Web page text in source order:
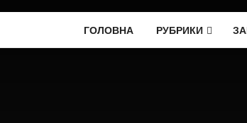
ГОЛОВНА РУБРИКИ